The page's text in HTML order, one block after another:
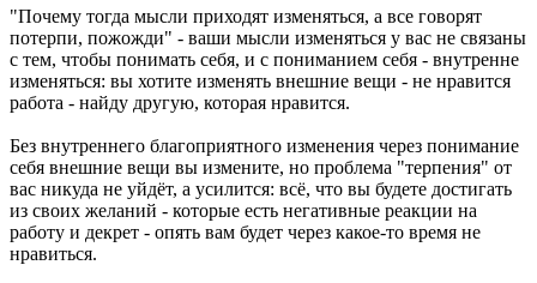
"Почему тогда мысли приходят изменяться, а все говорят
потерпи, пожожди" - ваши мысли изменяться у вас не связаны
с тем, чтобы понимать себя, и с пониманием себя - внутренне
изменяться: вы хотите изменять внешние вещи - не нравится
работа - найду другую, которая нравится.
Без внутреннего благоприятного изменения через понимание
себя внешние вещи вы измените, но проблема "терпения" от
вас никуда не уйдёт, а усилится: всё, что вы будете достигать
из своих желаний - которые есть негативные реакции на
работу и декрет - опять вам будет через какое-то время не
нравиться.